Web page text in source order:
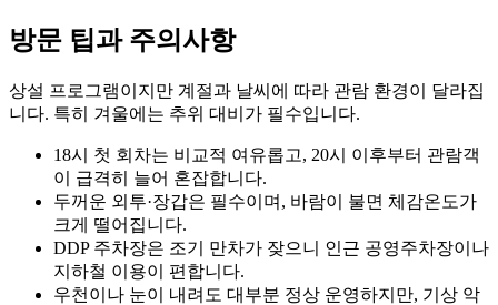
방문 팁과 주의사항
상설 프로그램이지만 계절과 날씨에 따라 관람 환경이 달라집
니다. 특히 겨울에는 추위 대비가 필수입니다.
18시 첫 회차는 비교적 여유롭고, 20시 이후부터 관람객
이 급격히 늘어 혼잡합니다.
두꺼운 외투·장갑은 필수이며, 바람이 불면 체감온도가
크게 떨어집니다.
DDP 주차장은 조기 만차가 잦으니 인근 공영주차장이나
지하철 이용이 편합니다.
우천이나 눈이 내려도 대부분 정상 운영하지만, 기상 악